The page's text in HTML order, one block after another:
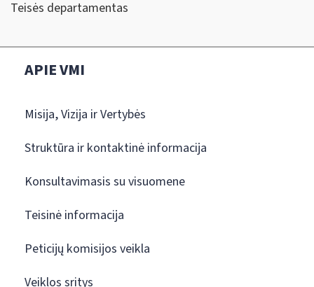
Teisės departamentas
APIE VMI
Misija, Vizija ir Vertybės
Struktūra ir kontaktinė informacija
Konsultavimasis su visuomene
Teisinė informacija
Peticijų komisijos veikla
Veiklos sritys